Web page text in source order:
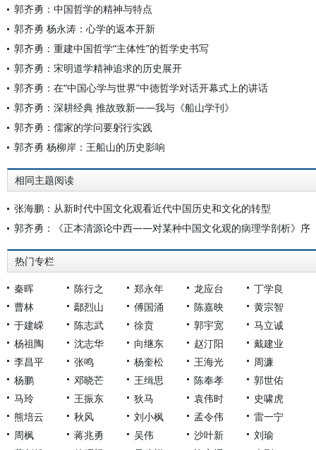
郭齐勇：中国哲学的精神与特点
郭齐勇 杨永涛：心学的返本开新
郭齐勇：重建中国哲学“主体性”的哲学史书写
郭齐勇：宋明道学精神追求的历史展开
郭齐勇：在“中国心学与世界”中德哲学对话开幕式上的讲话
郭齐勇：深耕经典 推故致新——我与《船山学刊》
郭齐勇：儒家的学问要躬行实践
郭齐勇 杨柳岸：王船山的历史影响
相同主题阅读
张海鹏：从新时代中国文化观看近代中国历史和文化的转型
郭齐勇：《正本清源论中西——对某种中国文化观的病理学剖析》序
热门专栏
秦晖 陈行之 郑永年 龙应台
丁学良
曹林
鄢烈山 傅国涌 陈嘉映
黄宗智
于建嵘
陈志武 徐贲 郭宇宽
马立诚
杨祖陶
沈志华 向继东 赵汀阳
戴建业
李昌平
张鸣 杨奎松 王海光
周濂
杨鹏
邓晓芒 王缉思 陈奉孝
郭世佑
马玲
王振东 狄马 袁伟时
史啸虎
熊培云
秋风 刘小枫 孟令伟
雷一宁
周枫
蒋兆勇 吴伟 沙叶新
刘瑜